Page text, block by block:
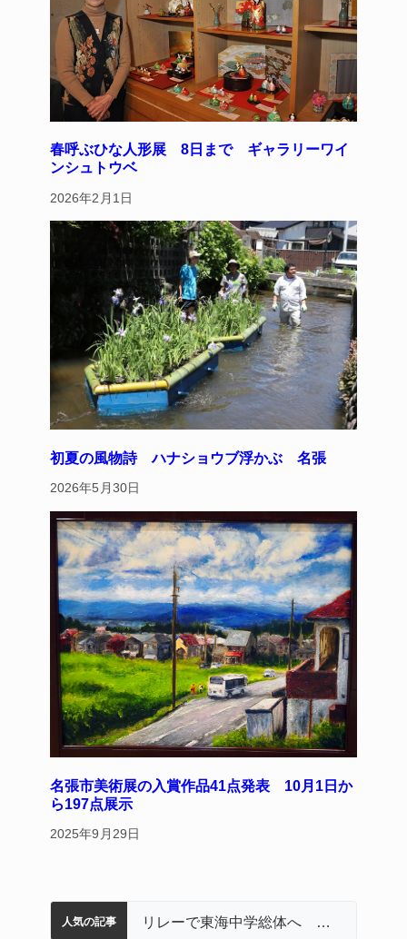
春呼ぶひな人形展 8日まで ギャラリーワイ
ンシュトウベ
2026年2月1日
初夏の風物詩 ハナショウブ浮かぶ 名張
2026年5月30日
名張市美術展の入賞作品41点発表 10月1日か
ら197点展示
2025年9月29日
人気の記事
中学校の陶壁モニュメント 地元建設会社がボランティアで清掃 伊賀
名張市立病院のDMAT、熊本地震の被災地へ 能登以来3回目の派遣
【インターハイ⑨】ソフトテニス ミス減らし上位狙う 近大高専 リレーで東海中学総体へ 伊賀・名張
名張市、給食センター整備へ実施計画案 14小学校集約の年次計画も